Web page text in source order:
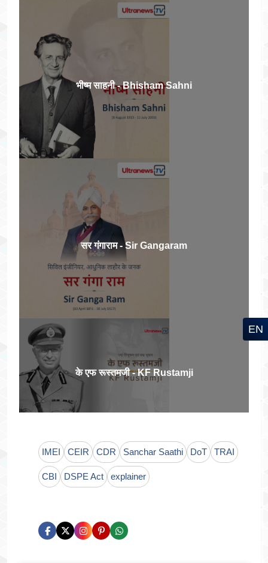
भीष्म साहनी - Bhisham Sahni
सर गंगाराम - Sir Gangaram
के एफ रूस्तमजी - KF Rustamji
IMEI CEIR CDR Sanchar Saathi DoT TRAI
CBI DSPE Act explainer
EN